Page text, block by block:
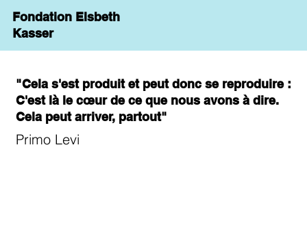
Fondation Elsbeth
Kasser
"Cela s'est produit et peut donc se reproduire :
C'est là le cœur de ce que nous avons à dire.
Cela peut arriver, partout"
Primo Levi